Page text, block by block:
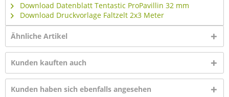
Download Datenblatt Tentastic ProPavillin 32 mm
Download Druckvorlage Faltzelt 2x3 Meter
Ähnliche Artikel
Kunden kauften auch
Kunden haben sich ebenfalls angesehen